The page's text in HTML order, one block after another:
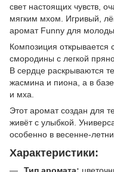
свет настоящих чувств,
мягким мхом. Игривый,
аромат Funny для
Композиция открывается
смородины с легкой
В сердце раскрываются
жасмина и пиона, а в
и мха.
Этот аромат создан для
живёт с улыбкой.
особенно в весенне-
Характеристики: